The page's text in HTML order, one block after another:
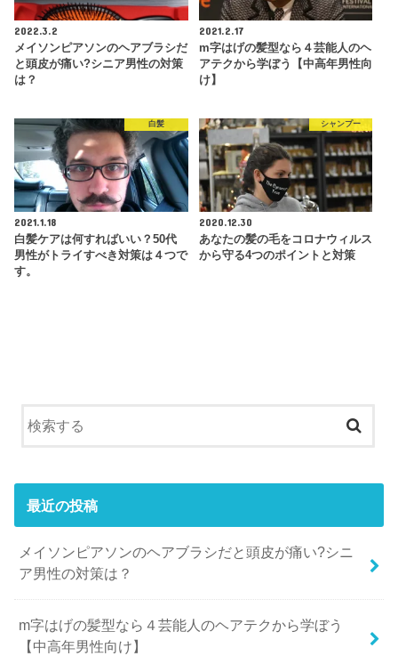
2022.3.2
メイソンピアソンのヘアブラシだ
と頭皮が痛い?シニア男性の対策
は？
2021.2.17
m字はげの髪型なら４芸能人のヘ
アテクから学ぼう【中高年男性向
け】
白髪
2021.1.18
白髪ケアは何すればいい？50代
男性がトライすべき対策は４つで
す。
シャンプー
2020.12.30
あなたの髪の毛をコロナウィルス
から守る4つのポイントと対策
最近の投稿
メイソンピアソンのヘアブラシだと頭皮が痛い?シニ
ア男性の対策は？
m字はげの髪型なら４芸能人のヘアテクから学ぼう
【中高年男性向け】